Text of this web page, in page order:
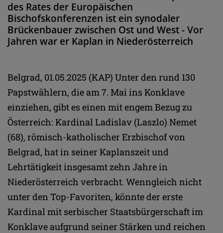
des Rates der Europäischen
Bischofskonferenzen ist ein synodaler
Brückenbauer zwischen Ost und West - Vor
Jahren war er Kaplan in Niederösterreich
Belgrad, 01.05.2025 (KAP) Unter den rund 130
Papstwählern, die am 7. Mai ins Konklave
einziehen, gibt es einen mit engem Bezug zu
Österreich: Kardinal Ladislav (Laszlo) Nemet
(68), römisch-katholischer Erzbischof von
Belgrad, hat in seiner Kaplanszeit und
Lehrtätigkeit insgesamt zehn Jahre in
Niederösterreich verbracht. Wenngleich nicht
unter den Top-Favoriten, könnte der erste
Kardinal mit serbischer Staatsbürgerschaft im
Konklave aufgrund seiner Stärken und reichen